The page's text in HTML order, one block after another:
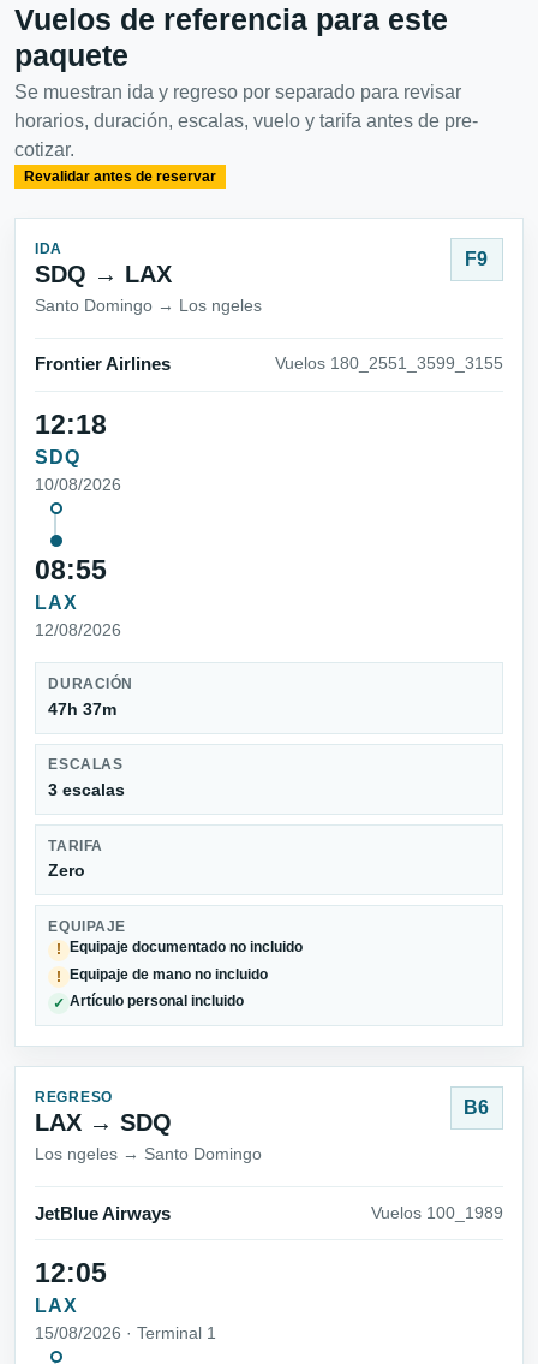
Vuelos de referencia para este
paquete
Se muestran ida y regreso por separado para revisar
horarios, duración, escalas, vuelo y tarifa antes de pre-
cotizar.
Revalidar antes de reservar
IDA
SDQ → LAX
Santo Domingo → Los ngeles
F9
Frontier Airlines Vuelos 180_2551_3599_3155
12:18
SDQ
10/08/2026
08:55
LAX
12/08/2026
DURACIÓN
47h 37m
ESCALAS
3 escalas
TARIFA
Zero
EQUIPAJE
!
Equipaje documentado no incluido
! Equipaje de mano no incluido
✓ Artículo personal incluido
REGRESO
LAX → SDQ
Los ngeles → Santo Domingo
B6
JetBlue Airways Vuelos 100_1989
12:05
LAX
15/08/2026 · Terminal 1